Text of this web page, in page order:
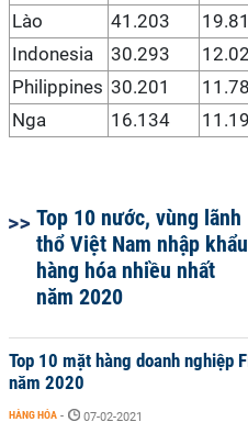
Lào
41.203
Indonesia
30.293
Philippines 30.201
Nga
16.134
Top 10 nước, vùng lãnh
thổ Việt Nam nhập khẩu
hàng hóa nhiều nhất
năm 2020
Top 10 mặt hàng doanh nghiệp
năm 2020
HÀNG HÓA - 07-02-2021